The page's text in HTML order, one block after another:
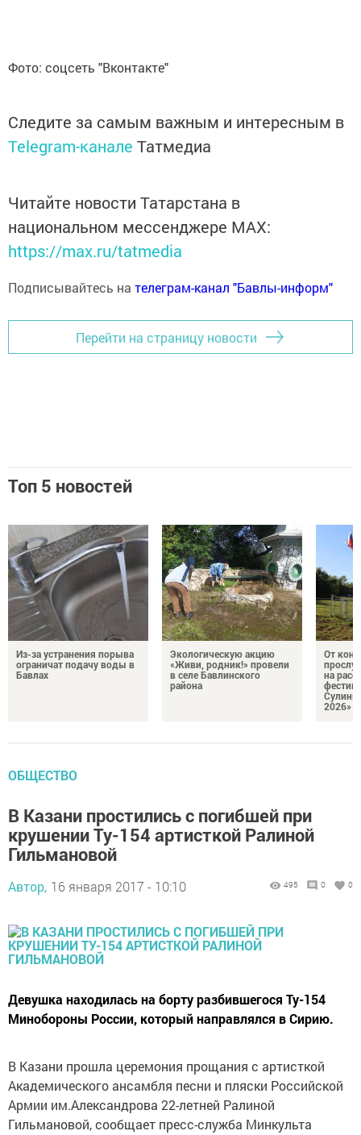
Фото: соцсеть "Вконтакте"
Следите за самым важным и интересным в
Telegram-канале Татмедиа
Читайте новости Татарстана в
национальном мессенджере MАХ:
https://max.ru/tatmedia
Подписывайтесь на телеграм-канал "Бавлы-информ"
Перейти на страницу новости
Топ 5 новостей
Из-за устранения порыва
ограничат подачу воды в
Бавлах
Экологическую акцию
«Живи, родник!» провели
в селе Бавлинского
района
От
на
2026»
ОБЩЕСТВО
В Казани простились с погибшей при
крушении Ту-154 артисткой Ралиной
Гильмановой
Автор, 16 января 2017 - 10:10 495 0 0
Девушка находилась на борту разбившегося Ту-154
Минобороны России, который направлялся в Сирию.
В Казани прошла церемония прощания с артисткой
Академического ансамбля песни и пляски Российской
Армии им.Александрова 22-летней Ралиной
Гильмановой, сообщает пресс-служба Минкульта